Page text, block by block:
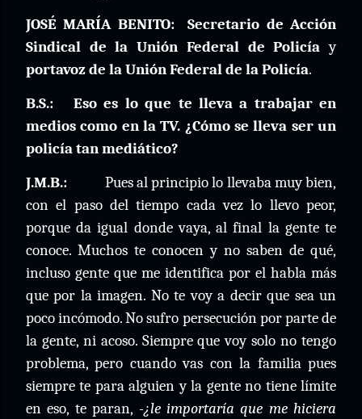
JOSÉ MARÍA BENITO:
Secretario de Acción
Sindical de la Unión Federal de Policía y
portavoz de la Unión Federal de la Policía.
B.S.:
Eso es lo que te lleva a trabajar en
medios como en la TV. ¿Cómo se lleva ser un
policía tan mediático?
J.M.B.:
Pues al principio lo llevaba muy bien,
con el paso del tiempo cada vez lo llevo peor,
porque da igual donde vaya, al final la gente te
conoce. Muchos te conocen y no saben de qué,
incluso gente que me identifica por el habla más
que por la imagen. No te voy a decir que sea un
poco incómodo. No sufro persecución por parte de
la gente, ni acoso. Siempre que voy solo no tengo
problema, pero cuando vas con la familia pues
siempre te para alguien y la gente no tiene límite
en eso, te paran, -¿le importaría que me hiciera